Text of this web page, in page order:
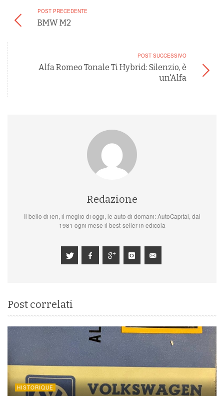
POST PRECEDENTE
BMW M2
POST SUCCESSIVO
Alfa Romeo Tonale Ti Hybrid: Silenzio, è
un'Alfa
Redazione
Il bello di ieri, il meglio di oggi, le auto di domani: AutoCapital, dal
1981 ogni mese il best-seller in edicola
Post correlati
HISTORIQUE